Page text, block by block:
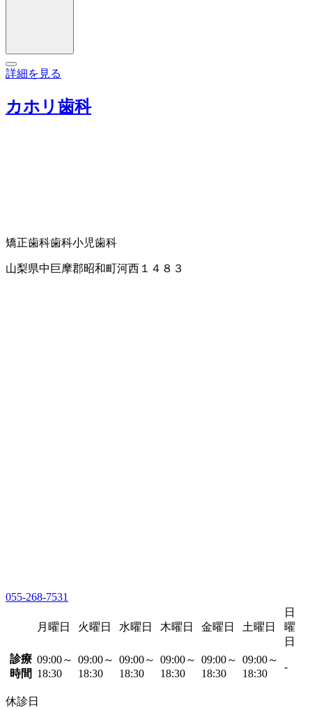
詳細を見る
カホリ歯科
矯正歯科歯科小児歯科
山梨県中巨摩郡昭和町河西１４８３
055-268-7531
月曜日 火曜日 水曜日 木曜日 金曜日 土曜日
日
曜
日
診療
時間
09:00～
18:30
09:00～
18:30
09:00～
18:30
09:00～
18:30
09:00～
18:30
09:00～
18:30
-
休診日